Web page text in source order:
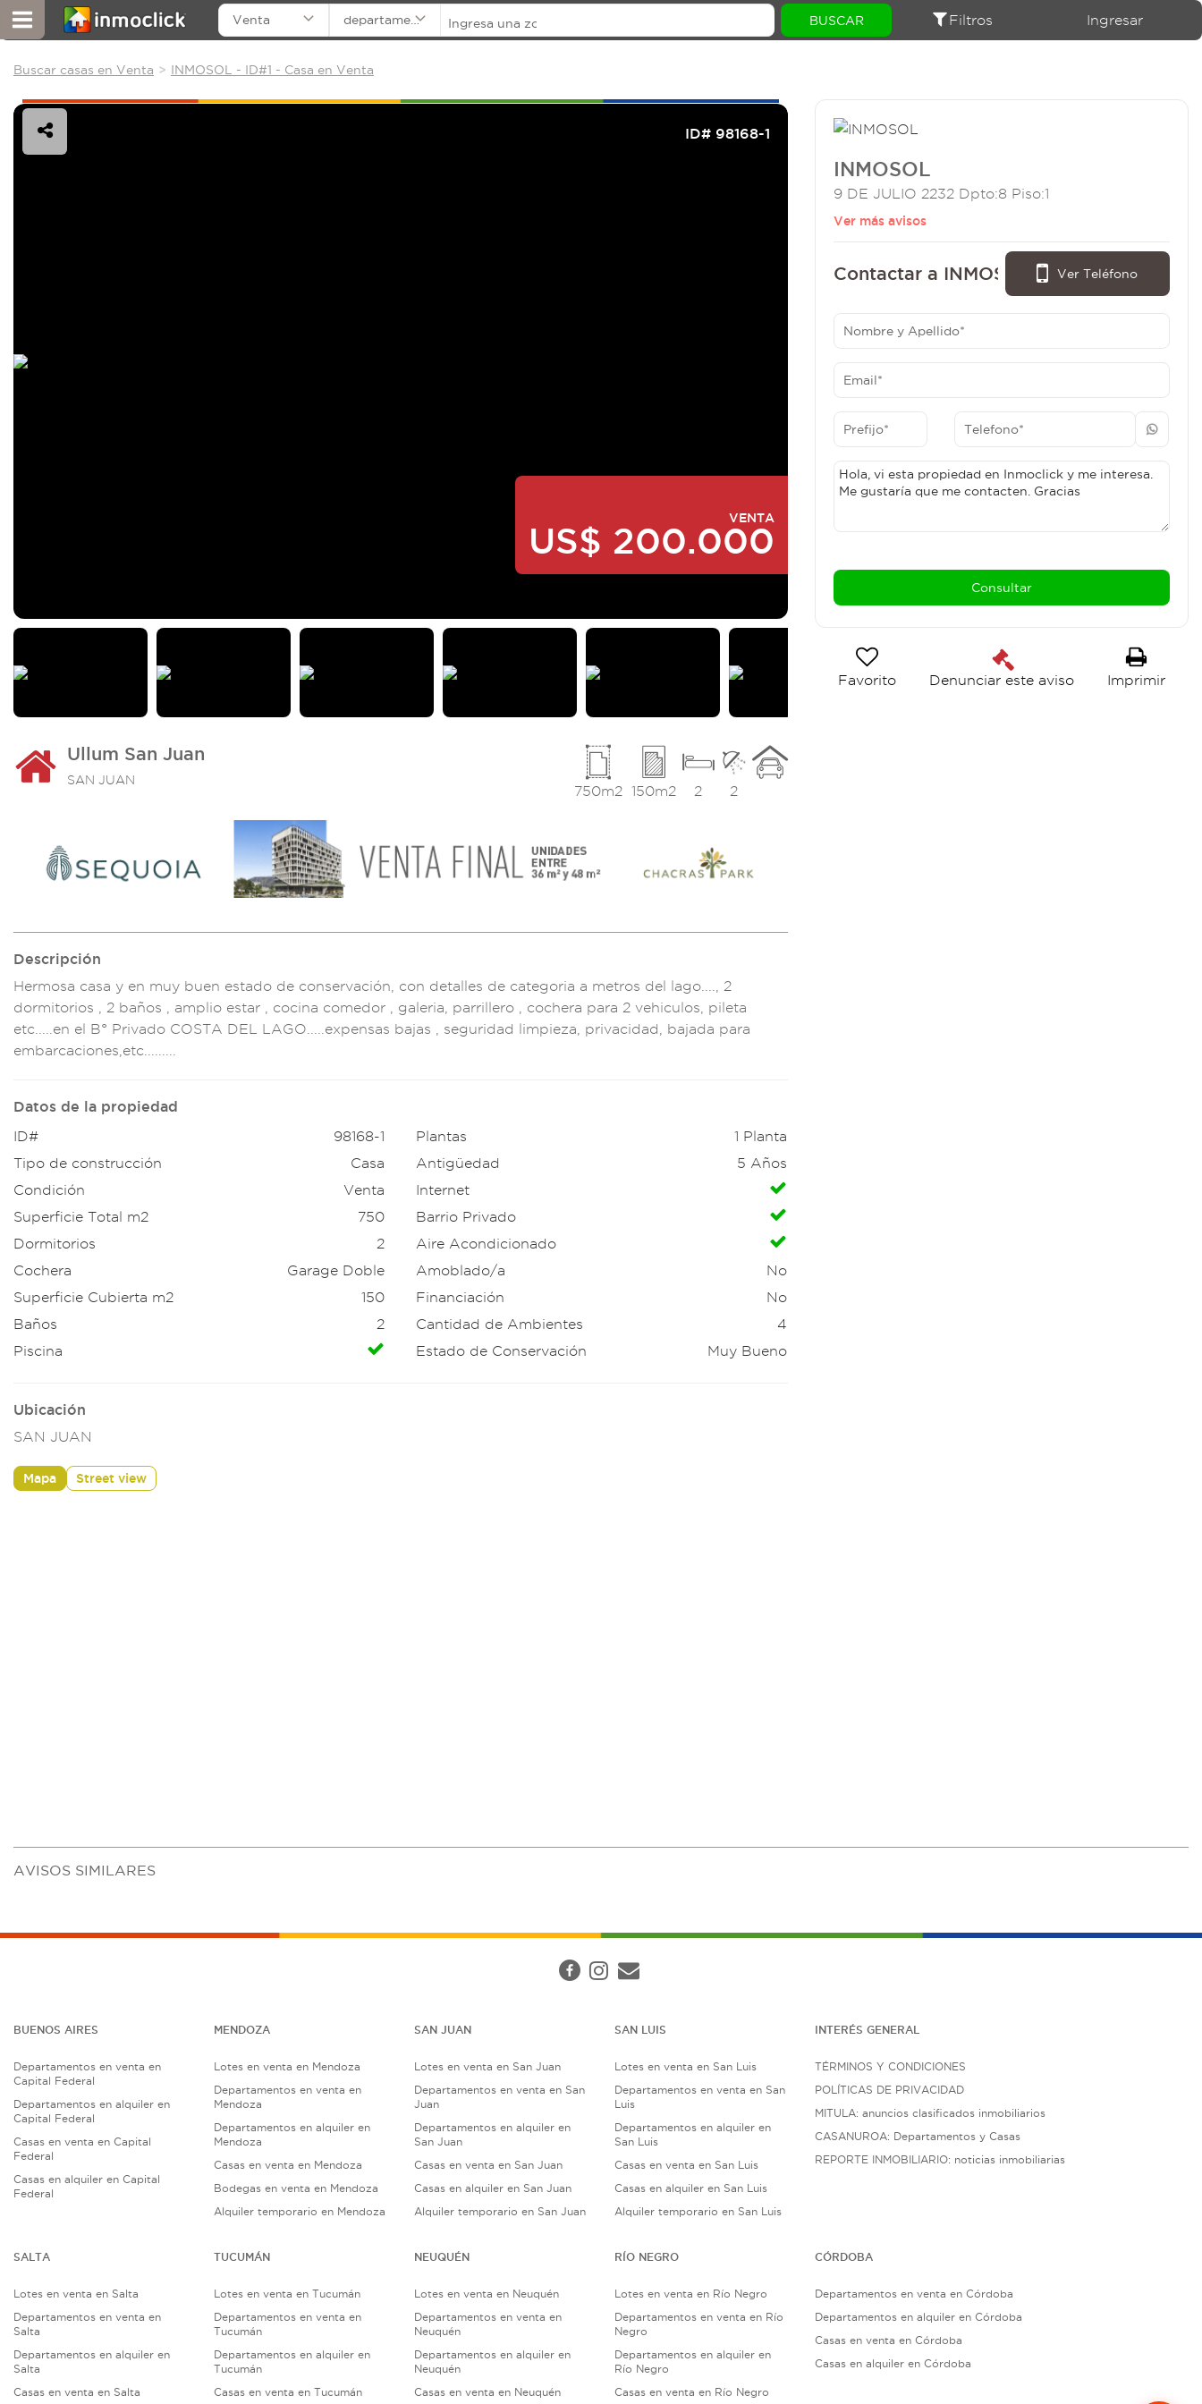
Venta departamentos Filtros Ingresar
Buscar casas en Venta INMOSOL - ID#1 - Casa en Venta
ID# 98168-1
VENTA
US$ 200.000
Ullum San Juan
SAN JUAN
2
2
150m2
750m2
Descripción
Hermosa casa y en muy buen estado de conservación, con detalles de categoria a metros del lago....
, 2
dormitorios , 2 baños , amplio estar , cocina comedor , galeria, parrillero , cochera para 2 vehiculos, pi leta
etc.....en el B° Privado COSTA DEL LAGO.....expensas bajas , seguridad limpieza, privacidad, bajada para
embarcaciones,etc....
Datos de la propiedad
ID#
98168-1
Tipo de construcción
Casa
Condición
Venta
Superficie Total m2
750
Dormitorios
2
Cochera
Garage Doble
Superficie Cubierta m2
150
Baños
2
Piscina
Plantas
1 Planta
Antigüedad
5 Años
Internet
Barrio Privado
Aire Acondicionado
Amoblado/a
No
Financiación
No
Cantidad de Ambientes
4
Estado de Conservación
Muy Bueno
Ubicación
SAN JUAN
Mapa Street view
INMOSOL
9 DE JULIO 2232 Dpto:8 Piso:1
Ver más avisos
Ver Teléfono
Contactar a INMOSOL:
0264 - 156103034
Favorito Denunciar este aviso Imprimir
AVISOS SIMILARES
BUENOS AIRES
Departamentos en venta en
Capital Federal
Departamentos en alquiler en
Capital Federal
Casas en venta en Capital
Federal
Casas en alquiler en Capital
Federal
MENDOZA
Lotes en venta en Mendoza
Departamentos en venta en
Mendoza
Departamentos en alquiler en
Mendoza
Casas en venta en Mendoza
Bodegas en venta en Mendoza
Alquiler temporario en Mendoza
SAN JUAN
Lotes en venta en San Juan
Departamentos en venta en San
Juan
Departamentos en alquiler en
San Juan
Casas en venta en San Juan
Casas en alquiler en San Juan
Alquiler temporario en San Juan
SAN LUIS
Lotes en venta en San Luis
Departamentos en venta en San
Luis
Departamentos en alquiler en
San Luis
Casas en venta en San Luis
Casas en alquiler en San Luis
Alquiler temporario en San Luis
INTERÉS GENERAL
TÉRMINOS Y CONDICIONES
POLÍTICAS DE PRIVACIDAD
MITULA: anuncios clasificados inmobiliarios
CASANUROA: Departamentos y Casas
REPORTE INMOBILIARIO: noticias inmobiliarias
SALTA
Lotes en venta en Salta
Departamentos en venta en
Salta
Departamentos en alquiler en
Salta
Casas en venta en Salta
TUCUMÁN
Lotes en venta en Tucumán
Departamentos en venta en
Tucumán
Departamentos en alquiler en
Tucumán
Casas en venta en Tucumán
NEUQUÉN
Lotes en venta en Neuquén
Departamentos en venta en
Neuquén
Departamentos en alquiler en
Neuquén
Casas en venta en Neuquén
RÍO NEGRO
Lotes en venta en Río Negro
Departamentos en venta en Río
Negro
Departamentos en alquiler en
Río Negro
Casas en venta en Río Negro
CÓRDOBA
Departamentos en venta en Córdoba
Departamentos en alquiler en Córdoba
Casas en venta en Córdoba
Casas en alquiler en Córdoba